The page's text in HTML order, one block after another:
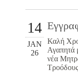
14
JAN
26
Καλή
Αγαπητά
νέα